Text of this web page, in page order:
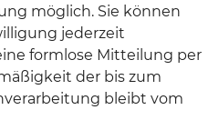
möglich. Sie können
jederzeit
formlose Mitteilung per
der bis zum
bleibt vom